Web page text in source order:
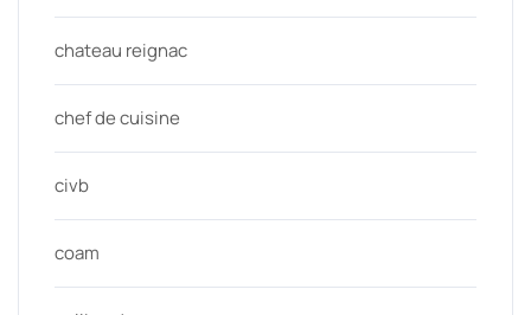
chateau reignac
chef de cuisine
civb
coam